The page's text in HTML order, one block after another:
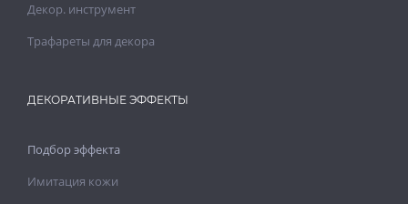
Декор. инструмент
Трафареты для декора
ДЕКОРАТИВНЫЕ ЭФФЕКТЫ
Подбор эффекта
Имитация кожи